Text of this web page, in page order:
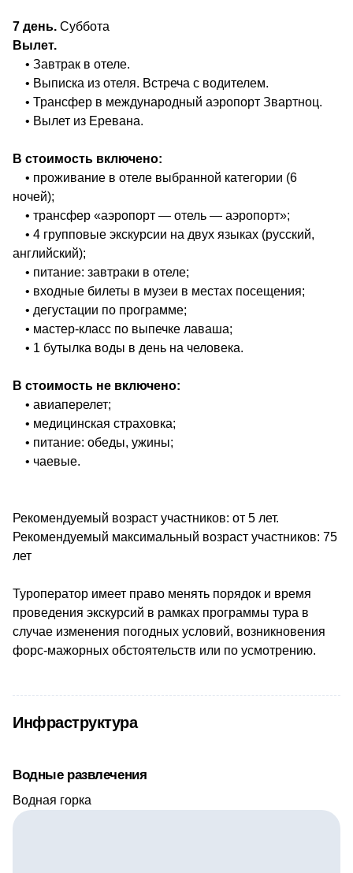
7 день. Суббота
Вылет.
• Завтрак в отеле.
• Выписка из отеля. Встреча с водителем.
• Трансфер в международный аэропорт Звартноц.
• Вылет из Еревана.
В стоимость включено:
• проживание в отеле выбранной категории (6
ночей);
• трансфер «аэропорт — отель — аэропорт»;
• 4 групповые экскурсии на двух языках (русский,
английский);
• питание: завтраки в отеле;
• входные билеты в музеи в местах посещения;
• дегустации по программе;
• мастер‑класс по выпечке лаваша;
• 1 бутылка воды в день на человека.
В стоимость не включено:
• авиаперелет;
• медицинская страховка;
• питание: обеды, ужины;
• чаевые.
Рекомендуемый возраст участников: от 5 лет.
Рекомендуемый максимальный возраст участников: 75
лет
Туроператор имеет право менять порядок и время
проведения экскурсий в рамках программы тура в
случае изменения погодных условий, возникновения
форс-мажорных обстоятельств или по усмотрению.
Инфраструктура
Водные развлечения
Водная горка